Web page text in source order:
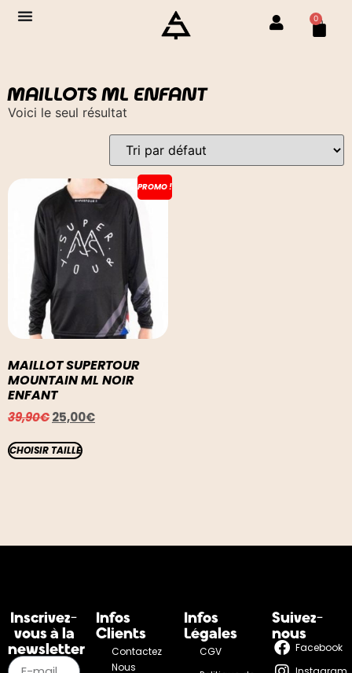
0
MAILLOTS ML ENFANT
Voici le seul résultat
PROMO !
MAILLOT SUPERTOUR
MOUNTAIN ML NOIR
ENFANT
39,90€25,00€
CHOISIR TAILLE
Inscrivez-
vous à la
newsletter
Infos
Clients
Contactez
Nous
Infos
Légales
CGV
Suivez-
nous
Facebook